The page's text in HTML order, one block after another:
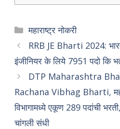
Categories
महाराष्ट्र नोकरी
RRB JE Bharti 2024:
इंजीनियर के लिये 7951 पदो कि
DTP Maharashtra
Rachana Vibhag Bharti,
विभागामध्ये एकूण 289 पदांची
चांगली संधी